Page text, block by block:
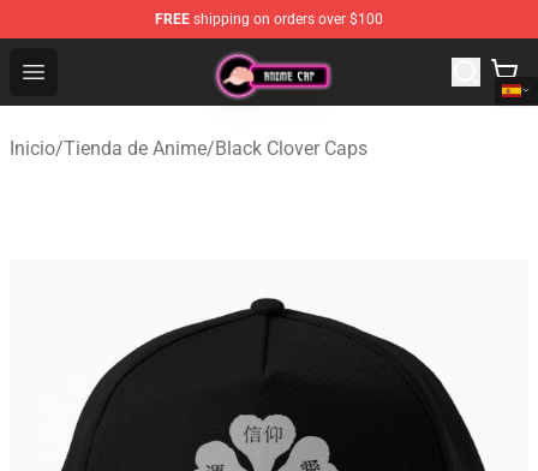
FREE shipping on orders over $100
Open menu
Anime Cap Shop - The Best Store of Anime Cap
Inicio/Tienda de Anime/Black Clover Caps